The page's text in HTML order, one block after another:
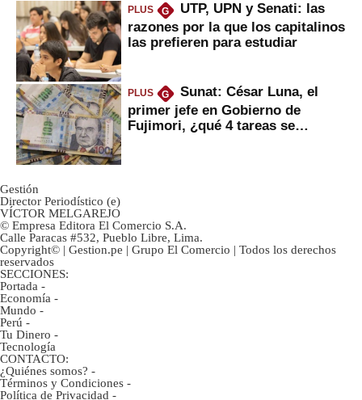
PLUS G
UTP, UPN y Senati: las
razones por la que los capitalinos
las prefieren para estudiar
PLUS G
Sunat: César Luna, el
primer jefe en Gobierno de
Fujimori, ¿qué 4 tareas se
Gestión
Director Periodístico (e)
VÍCTOR MELGAREJO
© Empresa Editora El Comercio S.A.
Calle Paracas #532, Pueblo Libre, Lima.
Copyright© | Gestion.pe | Grupo El Comercio | Todos los derechos
reservados
SECCIONES:
Portada -
Economía -
Mundo -
Perú -
Tu Dinero -
Tecnología
CONTACTO:
¿Quiénes somos? -
Términos y Condiciones -
Política de Privacidad -